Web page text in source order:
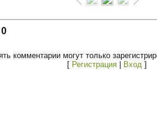
0
комментарии могут только
[ Регистрация Вход ]